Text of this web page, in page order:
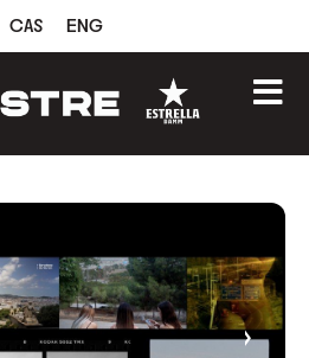
CAS ENG
›